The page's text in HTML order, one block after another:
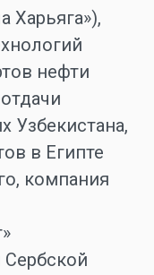
нефти
Узбекистана,
в Египте
компания
Сербской